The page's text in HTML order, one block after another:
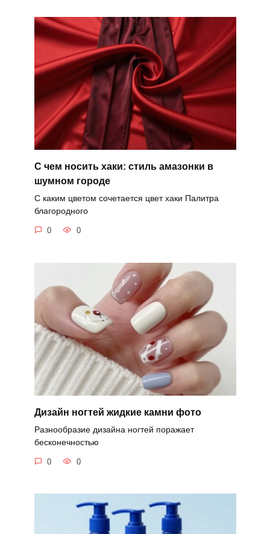
С чем носить хаки: стиль амазонки в
шумном городе
С каким цветом сочетается цвет хаки Палитра
благородного
0 0
Дизайн ногтей жидкие камни фото
Разнообразие дизайна ногтей поражает
бесконечностью
0 0